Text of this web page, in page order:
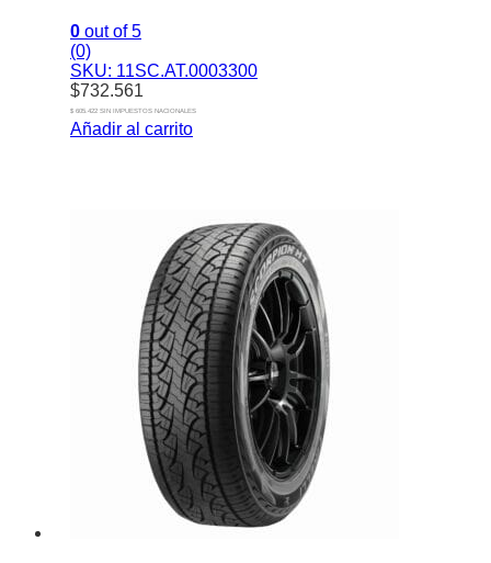
0 out of 5
(0)
SKU: 11SC.AT.0003300
$732.561
$ 605.422 SIN IMPUESTOS NACIONALES
Añadir al carrito